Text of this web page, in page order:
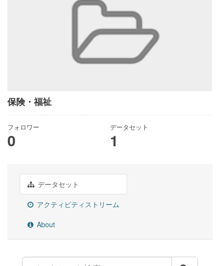
保険・福祉
フォロワー
0
データセット
1
データセット
アクティビティストリーム
About